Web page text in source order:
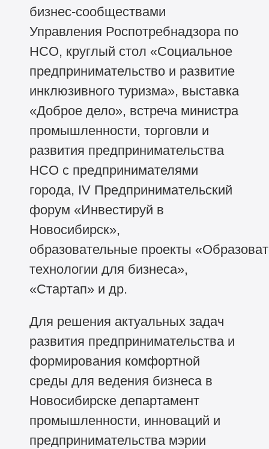
бизнес-сообществами
Управления Роспотребнадзора по
НСО, круглый стол «Социальное
предпринимательство и развитие
инклюзивного туризма», выставка
«Доброе дело», встреча министра
промышленности, торговли и
развития предпринимательства
НСО с предпринимателями
города, IV Предпринимательский
форум «Инвестируй в
Новосибирск»,
образовательные проекты
технологии для бизнеса»,
«Стартап» и др.
Для решения актуальных задач
развития предпринимательства и
формирования комфортной
среды для ведения бизнеса в
Новосибирске департамент
промышленности, инноваций и
предпринимательства мэрии